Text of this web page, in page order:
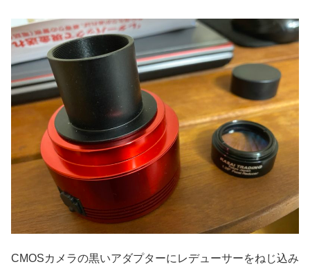
CMOSカメラの黒いアダプターにレデューサーをねじ込み